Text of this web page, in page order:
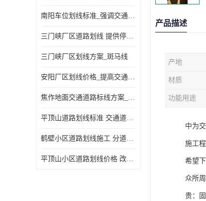
南阳车位划线标准_强调交通规则
三门峡厂区道路划线 提供停车指引
三门峡厂区划线方案_斑马线
安阳厂区划线价格_提高交通安全
焦作地面交通道路标线方案_强调交通规则
平顶山道路划线标准 交通道路标线 提供可变车道指示
鹤壁小区道路划线施工 分道线 改善交通效率
平顶山小区道路划线价格 改善交通效率
产品描述
产地
材质
功能用途
中为
施工
希望
众所
贵：